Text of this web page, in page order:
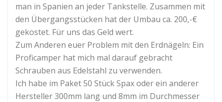
man in Spanien an jeder Tankstelle. Zusammen mit
den Übergangsstücken hat der Umbau ca. 200,-€
gekostet. Für uns das Geld wert.
Zum Anderen euer Problem mit den Erdnägeln: Ein
Proficamper hat mich mal darauf gebracht
Schrauben aus Edelstahl zu verwenden.
Ich habe im Paket 50 Stück Spax oder ein anderer
Hersteller 300mm lang und 8mm im Durchmesser